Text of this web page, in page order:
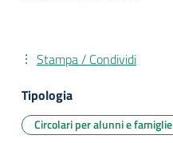
Stampa / Condividi
Tipologia
Circolari per alunni e famiglie